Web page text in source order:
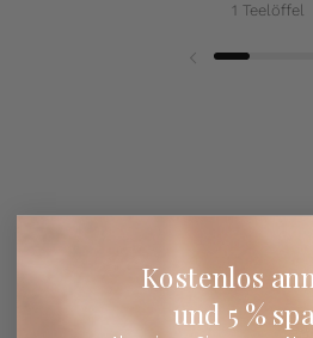
1 Teelöffel
Kostenlos
und 5 %